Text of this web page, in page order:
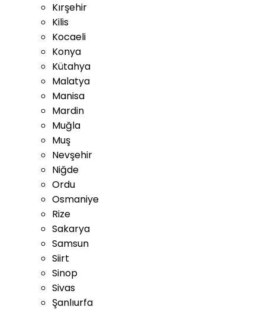
Kırşehir
Kilis
Kocaeli
Konya
Kütahya
Malatya
Manisa
Mardin
Muğla
Muş
Nevşehir
Niğde
Ordu
Osmaniye
Rize
Sakarya
Samsun
Siirt
Sinop
Sivas
Şanlıurfa